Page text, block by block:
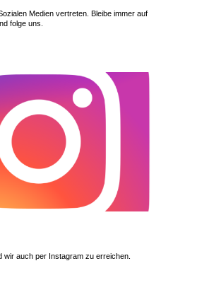
Medien vertreten. Bleibe immer auf
folge uns.
wir auch per Instagram zu erreichen.